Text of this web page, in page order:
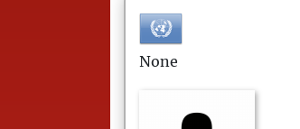
None